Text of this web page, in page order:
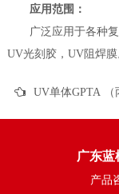
应用范围：
广泛应用于各种复
UV光刻胶，UV阻焊膜
广东蓝
产品